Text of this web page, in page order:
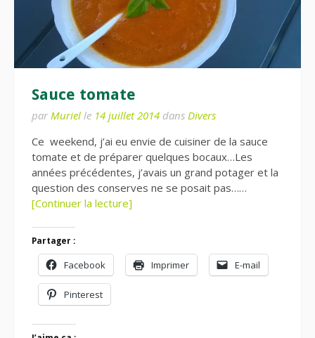
Sauce tomate
par Muriel le 14 juillet 2014 dans Divers
Ce weekend, j’ai eu envie de cuisiner de la sauce
tomate et de préparer quelques bocaux…Les
années précédentes, j’avais un grand potager et la
question des conserves ne se posait pas……
[Continuer la lecture]
Partager :
Facebook Imprimer E-mail
Pinterest